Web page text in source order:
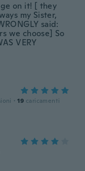
on it! [ they
my Sister,
said:
we choose] So
VERY
· 19 caricamenti